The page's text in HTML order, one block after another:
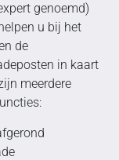
genoemd)
u bij het
de
in kaart
meerdere